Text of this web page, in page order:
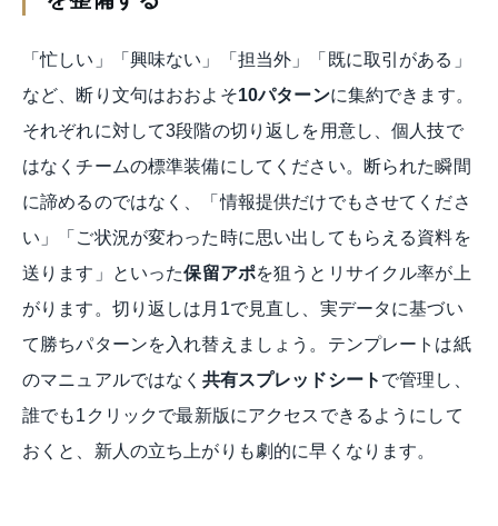
「忙しい」「興味ない」「担当外」「既に取引がある」
など、断り文句はおおよそ10パターンに集約できます。
それぞれに対して3段階の切り返しを用意し、個人技で
はなくチームの標準装備にしてください。断られた瞬間
に諦めるのではなく、「情報提供だけでもさせてくださ
い」「ご状況が変わった時に思い出してもらえる資料を
送ります」といった保留アポを狙うとリサイクル率が上
がります。切り返しは月1で見直し、実データに基づい
て勝ちパターンを入れ替えましょう。テンプレートは紙
のマニュアルではなく 共有スプレッドシート で管理し、
誰でも1クリックで最新版にアクセスできるようにして
おくと、新人の立ち上がりも劇的に早くなります。